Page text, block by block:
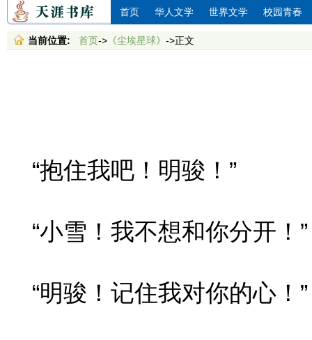
首页 华人文学 世界文学 校园青春
当前位置: 首页-> 《尘埃星球》 ->正文
“抱住我吧！明骏！”
“小雪！我不想和你分开！”
“明骏！记住我对你的心！”